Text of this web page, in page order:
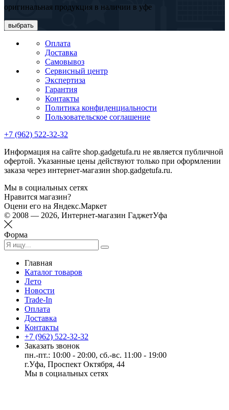
оригинальная продукция в наличии в уфе
выбрать
Оплата
Доставка
Самовывоз
Сервисный центр
Экспертиза
Гарантия
Контакты
Политика конфиденциальности
Пользовательское соглашение
+7 (962) 522-32-32
Информация на сайте shop.gadgetufa.ru не является публичной
офертой. Указанные цены действуют только при оформлении
заказа через интернет-магазин shop.gadgetufa.ru.
Мы в социальных сетях
Нравится магазин?
Оцени его на Яндекс.Маркет
© 2008 — 2026, Интернет-магазин ГаджетУфа
Форма
Главная
Каталог товаров
Лето
Новости
Trade-In
Оплата
Доставка
Контакты
+7 (962) 522-32-32
Заказать звонок
пн.-пт.: 10:00 - 20:00, сб.-вс. 11:00 - 19:00
г.Уфа, Проспект Октября, 44
Мы в социальных сетях